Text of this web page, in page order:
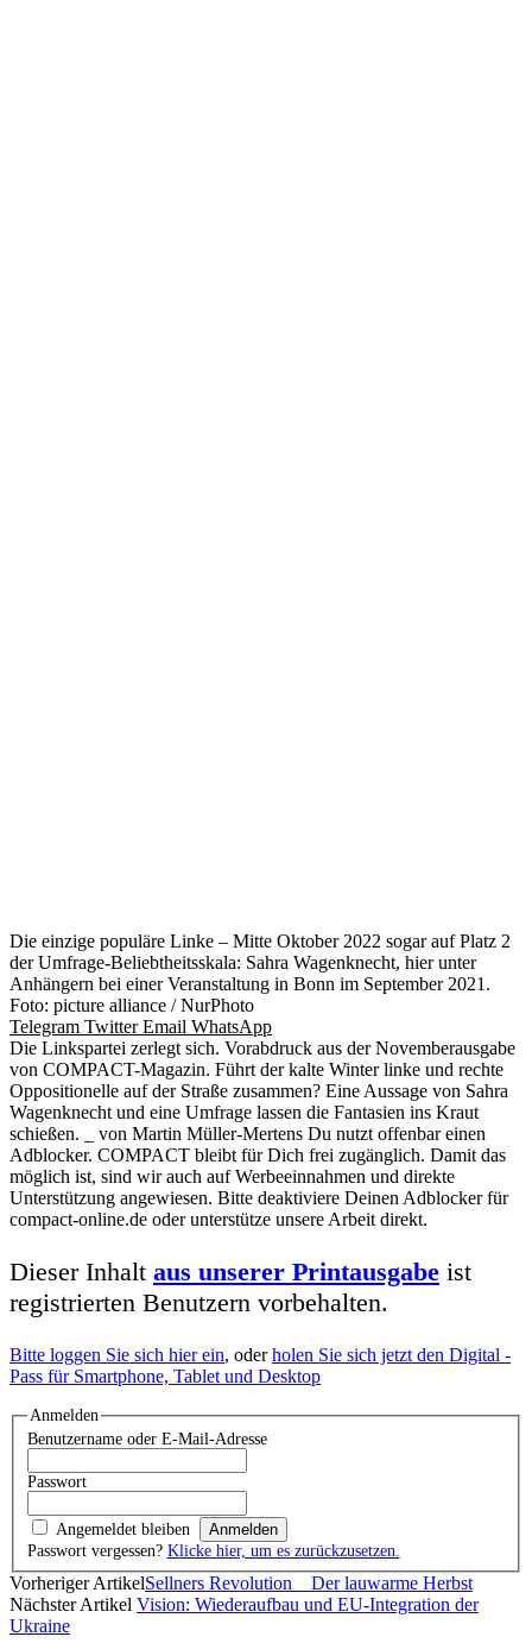
Die einzige populäre Linke – Mitte Oktober 2022 sogar auf Platz 2
der Umfrage-Beliebtheitsskala: Sahra Wagenknecht, hier unter
Anhängern bei einer Veranstaltung in Bonn im September 2021.
Foto: picture alliance / NurPhoto
Telegram Twitter Email WhatsApp
Die Linkspartei zerlegt sich. Vorabdruck aus der Novemberausgabe
von COMPACT-Magazin. Führt der kalte Winter linke und rechte
Oppositionelle auf der Straße zusammen? Eine Aussage von Sahra
Wagenknecht und eine Umfrage lassen die Fantasien ins Kraut
schießen. _ von Martin Müller-Mertens Du nutzt offenbar einen
Adblocker. COMPACT bleibt für Dich frei zugänglich. Damit das
möglich ist, sind wir auch auf Werbeeinnahmen und direkte
Unterstützung angewiesen. Bitte deaktiviere Deinen Adblocker für
compact-online.de oder unterstütze unsere Arbeit direkt.
Dieser Inhalt aus unserer Printausgabe ist
registrierten Benutzern vorbehalten.
Bitte loggen Sie sich hier ein, oderholen Sie sich jetzt den Digital -
Pass für Smartphone, Tablet und Desktop
Anmelden
Benutzername oder E-Mail-Adresse
Passwort
Angemeldet bleiben
Passwort vergessen? Klicke hier, um es zurückzusetzen.
Vorheriger ArtikelSellners Revolution _ Der lauwarme Herbst
Nächster Artikel Vision: Wiederaufbau und EU-Integration der
Ukraine